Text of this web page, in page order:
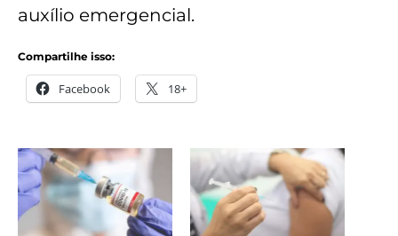
auxílio emergencial.
Compartilhe isso:
Facebook 18+